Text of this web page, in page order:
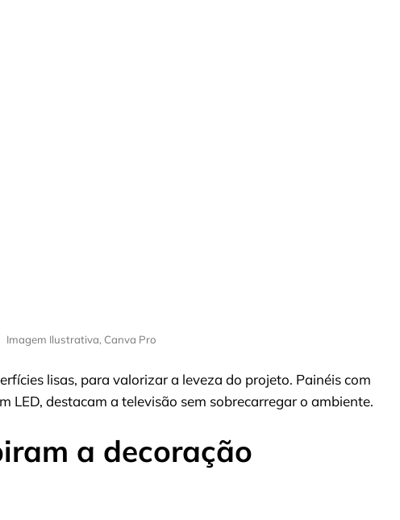
Imagem Ilustrativa, Canva Pro
lisas, para valorizar a leveza do projeto. Painéis com
LED, destacam a televisão sem sobrecarregar o ambiente.
a decoração